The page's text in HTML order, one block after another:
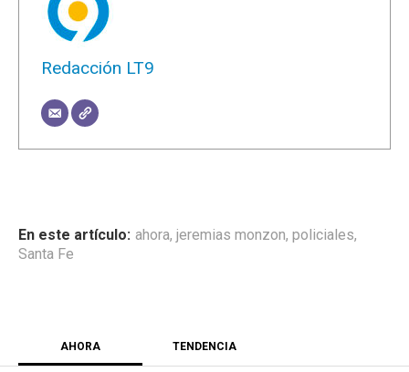
Redacción LT9
ahora, jeremias monzon, policiales,
Santa Fe
AHORA TENDENCIA